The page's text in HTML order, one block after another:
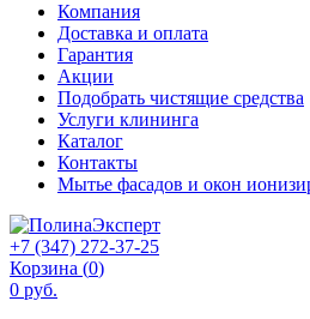
Компания
Доставка и оплата
Гарантия
Акции
Подобрать чистящие средства
Услуги клининга
Каталог
Контакты
Мытье фасадов и окон
+7 (347) 272-37-25
Корзина (0)
0 руб.